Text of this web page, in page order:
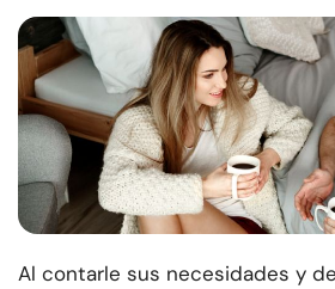
Al contarle sus necesidades y